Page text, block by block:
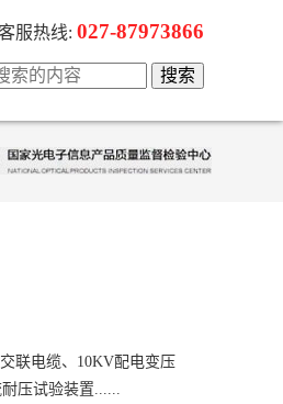
服热线: 027-87973866
联电缆、10KV配电变压
压试验装置......